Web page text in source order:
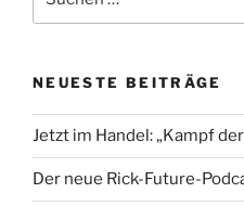
nach:
NEUESTE BEITRÄGE
Jetzt im Handel: „Kampf
Der neue Rick-Future-